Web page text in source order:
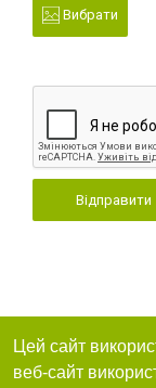
Вибрати
Відправити
Цей сайт
веб-сайт